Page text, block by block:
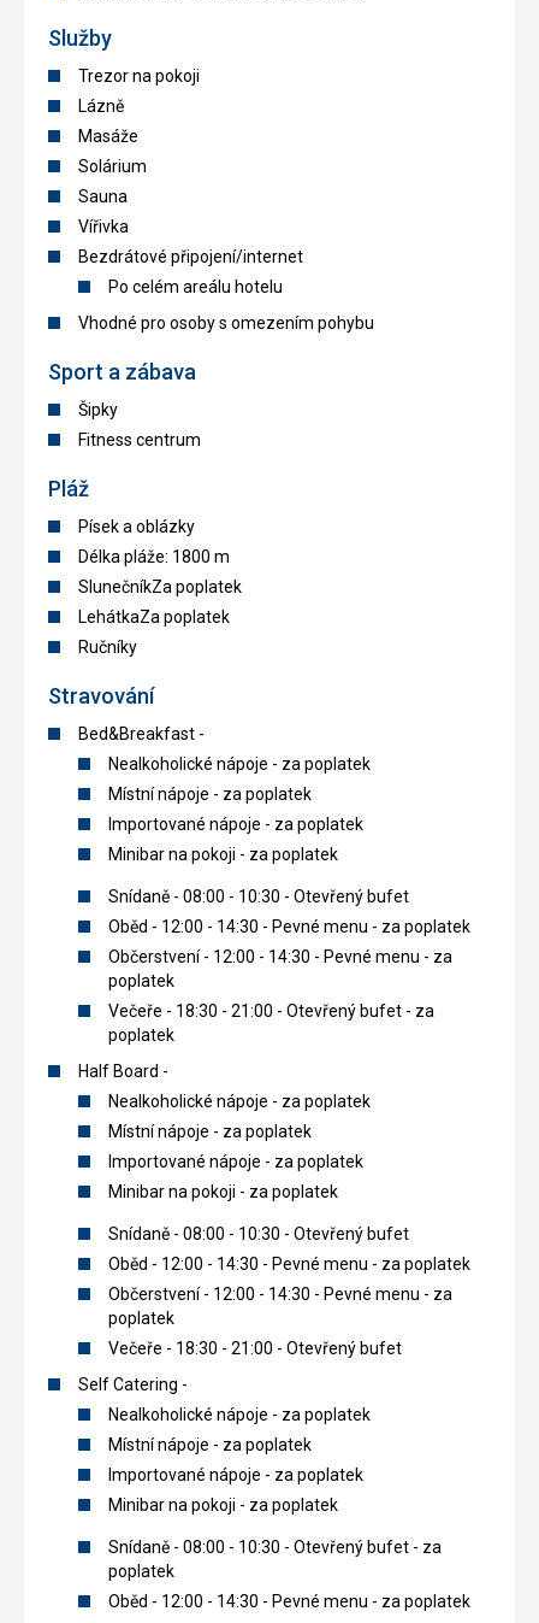
Služby
Trezor na pokoji
Lázně
Masáže
Solárium
Sauna
Vířivka
Bezdrátové připojení/internet
Po celém areálu hotelu
Vhodné pro osoby s omezením pohybu
Sport a zábava
Šipky
Fitness centrum
Pláž
Písek a oblázky
Délka pláže: 1800 m
SlunečníkZa poplatek
LehátkaZa poplatek
Ručníky
Stravování
Bed&Breakfast -
Nealkoholické nápoje - za poplatek
Místní nápoje - za poplatek
Importované nápoje - za poplatek
Minibar na pokoji - za poplatek
Snídaně - 08:00 - 10:30 - Otevřený bufet
Oběd - 12:00 - 14:30 - Pevné menu - za poplatek
Občerstvení - 12:00 - 14:30 - Pevné menu - za
poplatek
Večeře - 18:30 - 21:00 - Otevřený bufet - za
poplatek
Half Board -
Nealkoholické nápoje - za poplatek
Místní nápoje - za poplatek
Importované nápoje - za poplatek
Minibar na pokoji - za poplatek
Snídaně - 08:00 - 10:30 - Otevřený bufet
Oběd - 12:00 - 14:30 - Pevné menu - za poplatek
Občerstvení - 12:00 - 14:30 - Pevné menu - za
poplatek
Večeře - 18:30 - 21:00 - Otevřený bufet
Self Catering -
Nealkoholické nápoje - za poplatek
Místní nápoje - za poplatek
Importované nápoje - za poplatek
Minibar na pokoji - za poplatek
Snídaně - 08:00 - 10:30 - Otevřený bufet - za
poplatek
Oběd - 12:00 - 14:30 - Pevné menu - za poplatek